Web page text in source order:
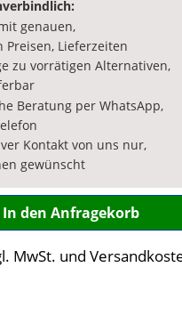
genauen,
Lieferzeiten
zu vorrätigen Alternativen,
Beratung per WhatsApp,
Kontakt von uns nur,
gewünscht
In den Anfragekorb
MwSt. und